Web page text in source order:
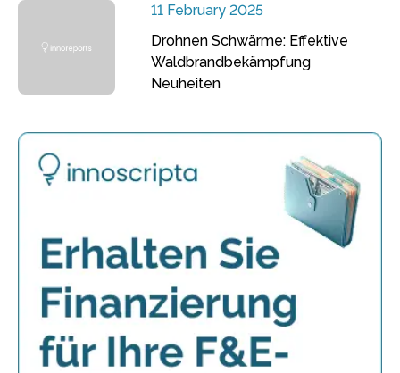
11 February 2025
Drohnen Schwärme: Effektive
Waldbrandbekämpfung
Neuheiten